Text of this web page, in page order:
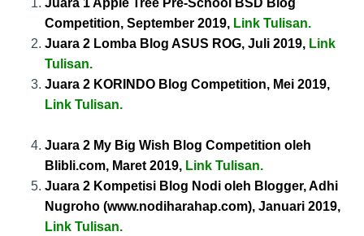
Juara 1 Apple Tree Pre-School BSD Blog
Competition, September 2019, Link Tulisan.
Juara 2 Lomba Blog ASUS ROG, Juli 2019, Link
Tulisan.
Juara 2 KORINDO Blog Competition, Mei 2019,
Link Tulisan.
Juara 2 My Big Wish Blog Competition oleh
Blibli.com, Maret 2019, Link Tulisan.
Juara 2 Kompetisi Blog Nodi oleh Blogger, Adhi
Nugroho (www.nodiharahap.com), Januari 2019,
Link Tulisan.